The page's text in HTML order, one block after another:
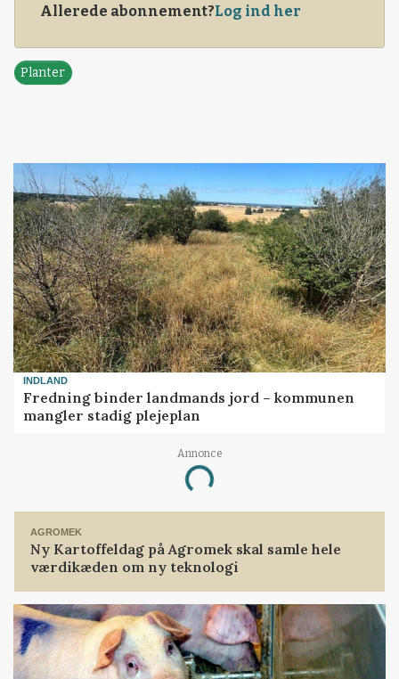
Allerede abonnement?Log ind her
Planter
INDLAND
Fredning binder landmands jord – kommunen
mangler stadig plejeplan
Annonce
Loading...
AGROMEK
Ny Kartoffeldag på Agromek skal samle hele
værdikæden om ny teknologi